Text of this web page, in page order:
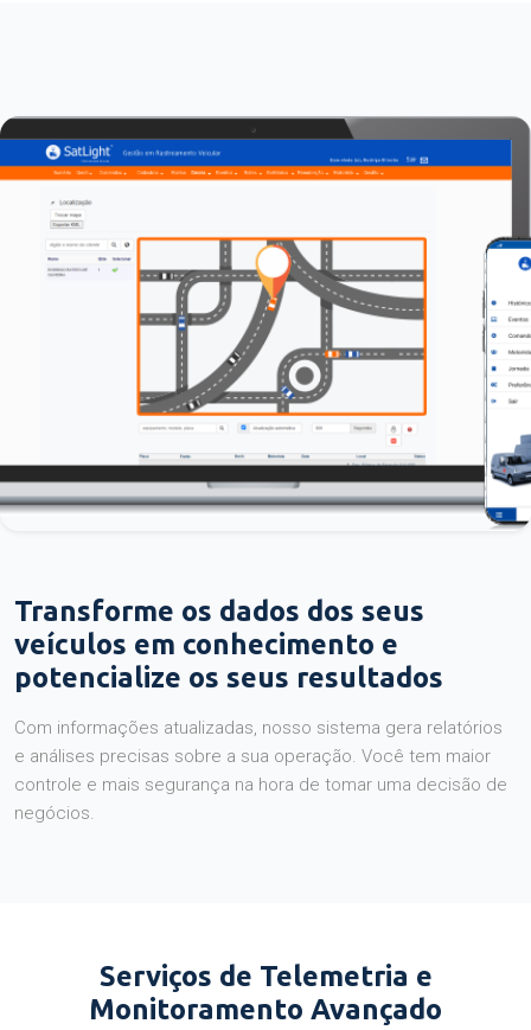
Transforme os dados dos seus
veículos em conhecimento e
potencialize os seus resultados
Com informações atualizadas, nosso sistema gera relatórios
e análises precisas sobre a sua operação. Você tem maior
controle e mais segurança na hora de tomar uma decisão de
negócios.
Serviços de Telemetria e
Monitoramento Avançado